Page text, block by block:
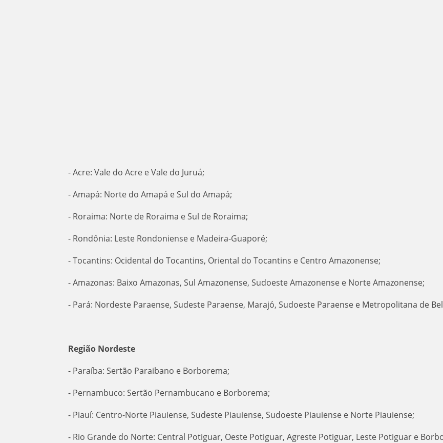
- Acre: Vale do Acre e Vale do Juruá;
- Amapá: Norte do Amapá e Sul do Amapá;
- Roraima: Norte de Roraima e Sul de Roraima;
- Rondônia: Leste Rondoniense e Madeira-Guaporé;
- Tocantins: Ocidental do Tocantins, Oriental do Tocantins e Centro Amazonense;
- Amazonas: Baixo Amazonas, Sul Amazonense, Sudoeste Amazonense e Norte Amazonense;
- Pará: Nordeste Paraense, Sudeste Paraense, Marajó, Sudoeste Paraense e Metropolitana de
Região Nordeste
- Paraíba: Sertão Paraibano e Borborema;
- Pernambuco: Sertão Pernambucano e Borborema;
- Piauí: Centro-Norte Piauiense, Sudeste Piauiense, Sudoeste Piauiense e Norte Piauiense;
- Rio Grande do Norte: Central Potiguar, Oeste Potiguar, Agreste Potiguar, Leste Potiguar e